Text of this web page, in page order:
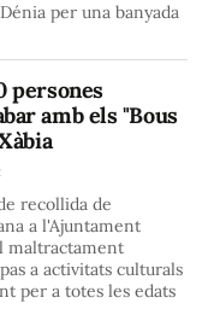
per una banyada
persones
amb els "Bous
recollida de
a l'Ajuntament
maltractament
a activitats culturals
per a totes les edats